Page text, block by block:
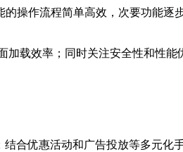
操作流程简单高效，次要功能逐
载效率；同时关注安全性和性能
合优惠活动和广告投放等多元化